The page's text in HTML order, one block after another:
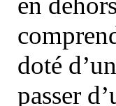
doté
passer